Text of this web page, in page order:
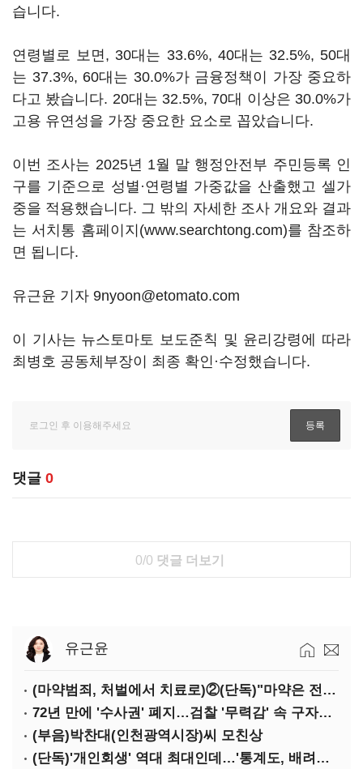
습니다.
연령별로 보면, 30대는 33.6%, 40대는 32.5%, 50대
는 37.3%, 60대는 30.0%가 금융정책이 가장 중요하
다고 봤습니다. 20대는 32.5%, 70대 이상은 30.0%가
고용 유연성을 가장 중요한 요소로 꼽았습니다.
이번 조사는 2025년 1월 말 행정안전부 주민등록 인
구를 기준으로 성별·연령별 가중값을 산출했고 셀가
중을 적용했습니다. 그 밖의 자세한 조사 개요와 결과
는 서치통 홈페이지(www.searchtong.com)를 참조하
면 됩니다.
유근윤 기자 9nyoon@etomato.com
이 기사는 뉴스토마토 보도준칙 및 윤리강령에 따라
최병호 공동체부장이 최종 확인·수정했습니다.
댓글 0
0/0 댓글 더보기
유근윤
(마약범죄, 처벌에서 치료로)②(단독)"마약은 전염병…여성 맞춤형 재활과정 개발 중"
72년 만에 '수사권' 폐지…검찰 '무력감' 속 구자현 사의
(부음)박찬대(인천광역시장)씨 모친상
(단독)'개인회생' 역대 최대인데…'통계도, 배려도' 없는 사법부